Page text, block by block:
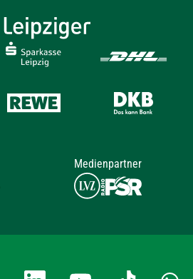
Medienpartner